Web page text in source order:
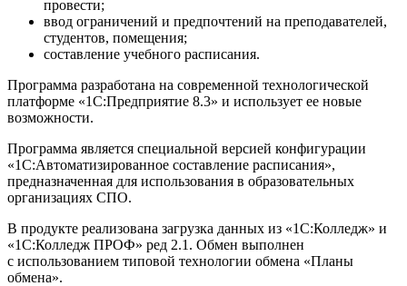
провести;
ввод ограничений и предпочтений на преподавателей,
студентов, помещения;
составление учебного расписания.
Программа разработана на современной технологической
платформе «1С:Предприятие 8.3» и использует ее новые
возможности.
Программа является специальной версией конфигурации
«1С:Автоматизированное составление расписания»,
предназначенная для использования в образовательных
организациях СПО.
В продукте реализована загрузка данных из «1С:Колледж» и
«1С:Колледж ПРОФ» ред 2.1. Обмен выполнен
с использованием типовой технологии обмена «Планы
обмена».